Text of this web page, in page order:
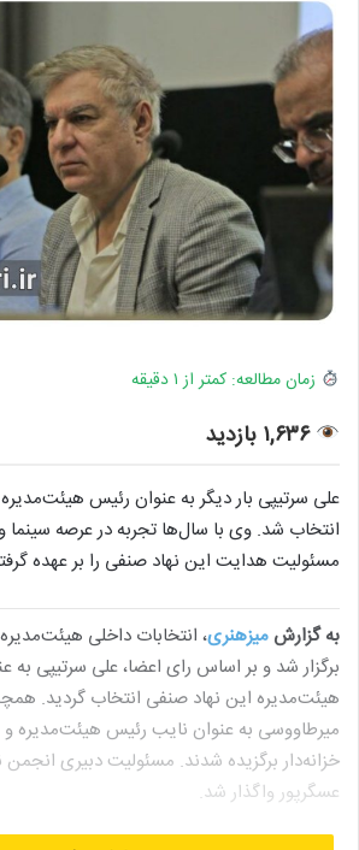
زمان مطالعه: کمتر از ۱ دقیقه
۱,۶۳۶ بازدید
علی سرتیپی بار دیگر به عنوان رئیس
انتخاب شد. وی با سال‌ها تجربه در عرصه
مسئولیت هدایت این نهاد صنفی را بر عهده
به گزارش میزهنری، انتخابات داخلی
برگزار شد و بر اساس رای اعضا، علی سرتیپی به
هیئت‌مدیره این نهاد صنفی انتخاب گردید.
میرطاووسی به عنوان نایب رئیس هیئت‌مدیره
خزانه‌دار برگزیده شدند. مسئولیت دبیری
عسگرپور واگذار شد.